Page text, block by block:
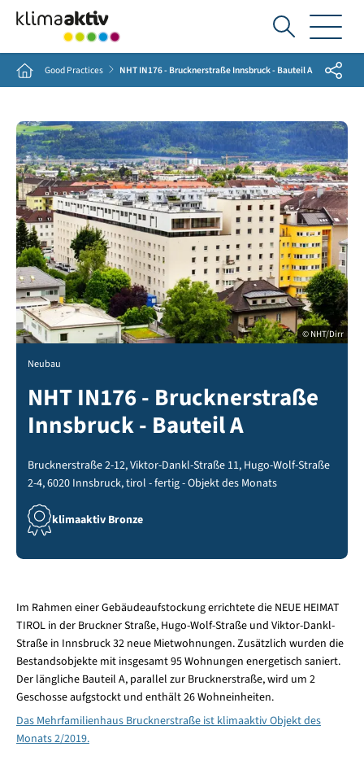
Ich
suche...
Home Good Practices NHT IN176 - Brucknerstraße Innsbruck - Bauteil A Share
© NHT/Dirr
Neubau
NHT IN176 - Brucknerstraße
Innsbruck - Bauteil A
Brucknerstraße 2-12, Viktor-Dankl-Straße 11, Hugo-Wolf-Straße
2-4, 6020 Innsbruck, tirol - fertig - Objekt des Monats
klimaaktiv Bronze
Im Rahmen einer Gebäudeaufstockung errichtete die NEUE HEIMAT
TIROL in der Bruckner Straße, Hugo-Wolf-Straße und Viktor-Dankl-
Straße in Innsbruck 32 neue Mietwohnungen. Zusätzlich wurden die
Bestandsobjekte mit insgesamt 95 Wohnungen energetisch saniert.
Der längliche Bauteil A, parallel zur Brucknerstraße, wird um 2
Geschosse aufgstockt und enthält 26 Wohneinheiten.
Das Mehrfamilienhaus Brucknerstraße ist klimaaktiv Objekt des
Monats 2/2019.